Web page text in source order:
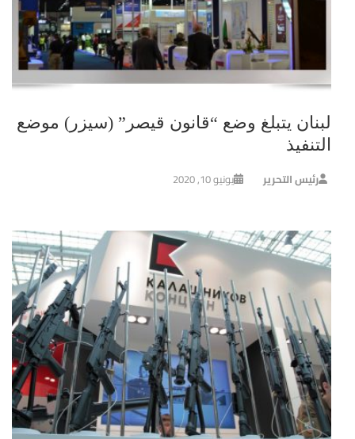
لبنان يتبلغ وضع “قانون قيصر” (سيزر) موضع
التنفيذ
رئيس التحرير يونيو 10, 2020